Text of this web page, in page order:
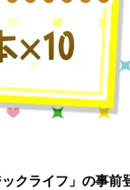
クライフ」の事